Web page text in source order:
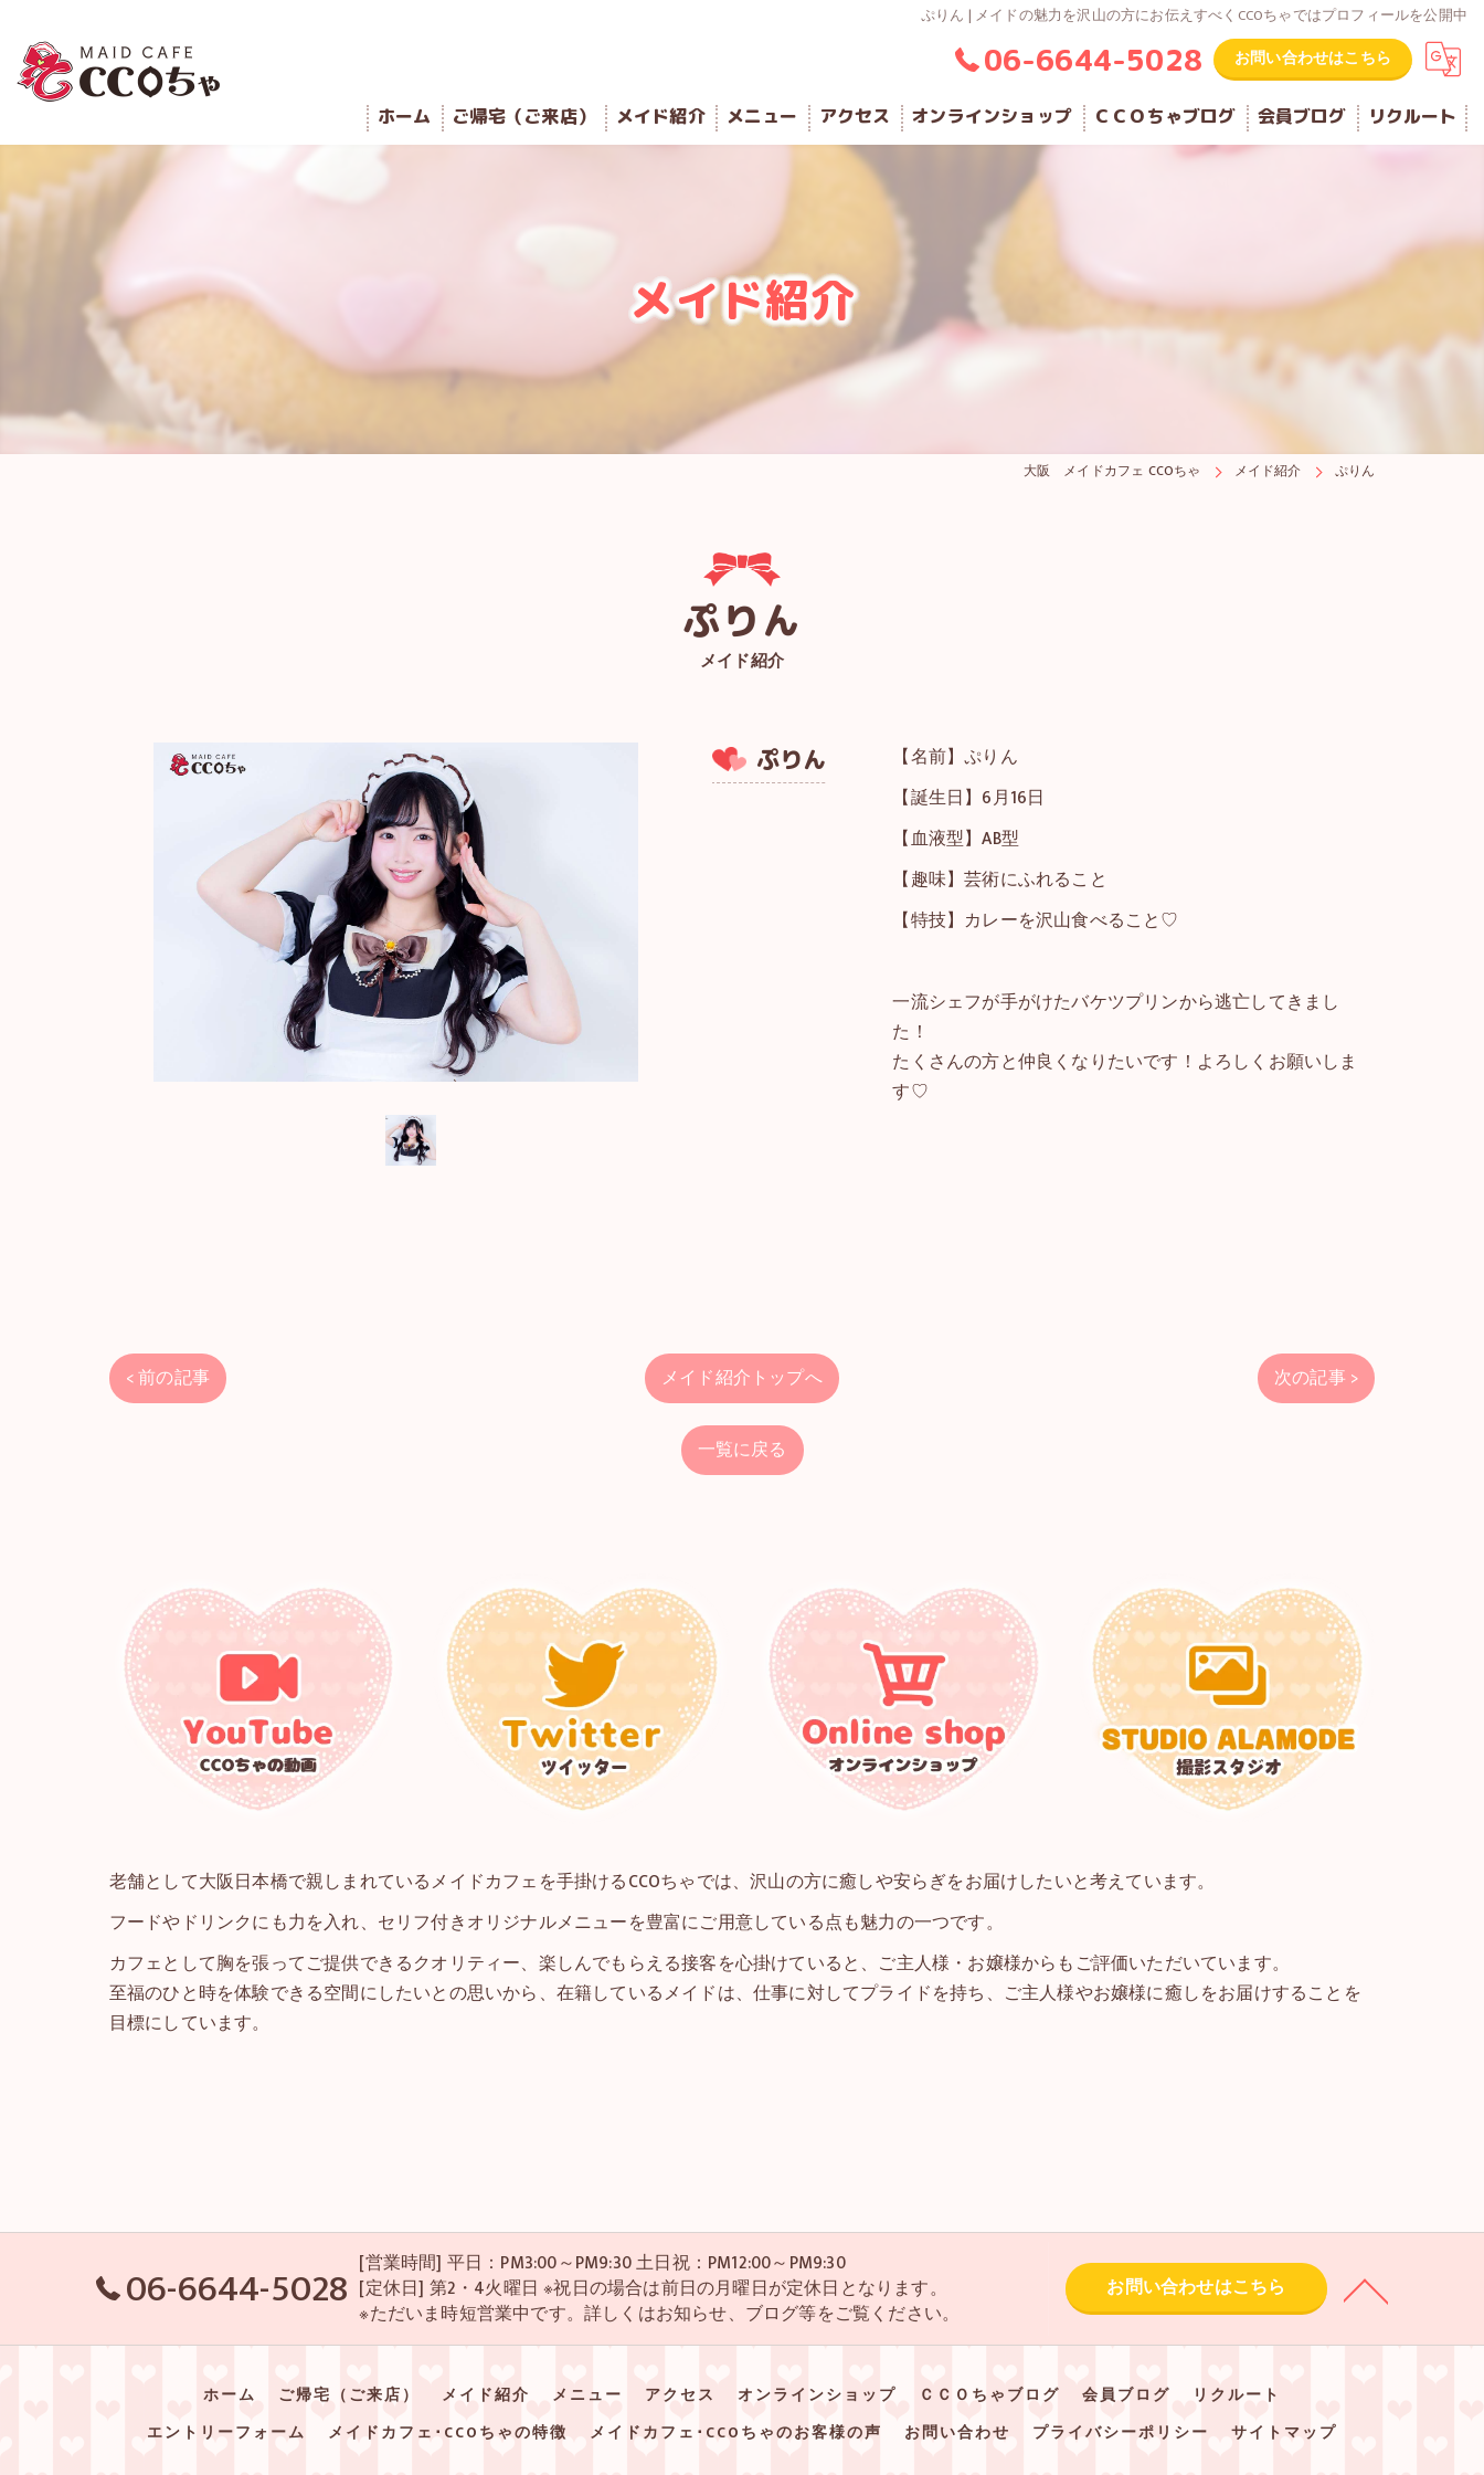
ぷりん | メイドの魅力を沢山の方にお伝えすべくCCOちゃではプロフィールを公開中
06-6644-5028 お問い合わせはこちら
ホーム ご帰宅（ご来店） メイド紹介 メニュー アクセス オンラインショップ ＣＣＯちゃブログ 会員ブログ リクルート
メイド紹介
大阪 メイドカフェ CCOちゃ メイド紹介 ぷりん
メイド紹介
ぷりん
ぷりん
【名前】ぷりん
【誕生日】6月16日
【血液型】AB型
【趣味】芸術にふれること
【特技】カレーを沢山食べること♡
一流シェフが手がけたバケツプリンから逃亡してきまし
た！
たくさんの方と仲良くなりたいです！よろしくお願いしま
す♡
< 前の記事 メイド紹介トップへ 次の記事 >
一覧に戻る
老舗として大阪日本橋で親しまれているメイドカフェを手掛けるCCOちゃでは、沢山の方に癒しや安らぎをお届けしたいと考えています。
フードやドリンクにも力を入れ、セリフ付きオリジナルメニューを豊富にご用意している点も魅力の一つです。
カフェとして胸を張ってご提供できるクオリティー、楽しんでもらえる接客を心掛けていると、ご主人様・お嬢様からもご評価いただいています。
至福のひと時を体験できる空間にしたいとの思いから、在籍しているメイドは、仕事に対してプライドを持ち、ご主人様やお嬢様に癒しをお届けすることを
目標にしています。
06-6644-5028 [営業時間] 平日：PM3:00～PM9:30 土日祝：PM12:00～PM9:30
[定休日] 第2・4火曜日 ※祝日の場合は前日の月曜日が定休日となります。
※ただいま時短営業中です。詳しくはお知らせ、ブログ等をご覧ください。
お問い合わせはこちら
ホーム ご帰宅（ご来店） メイド紹介 メニュー アクセス オンラインショップ ＣＣＯちゃブログ 会員ブログ
リクルート
エントリーフォーム
メイドカフェ･CCOちゃの特徴 メイドカフェ･CCOちゃのお客様の声 お問い合わせ プライバシーポリシー サイトマップ